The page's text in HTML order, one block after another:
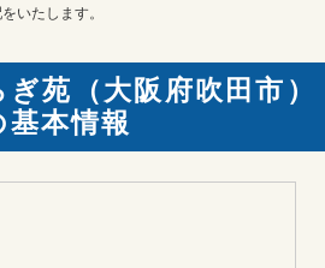
いたします。
苑（大阪府吹田市）
基本情報